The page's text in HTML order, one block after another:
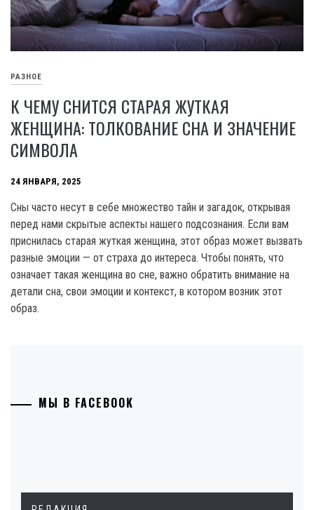
РАЗНОЕ
К ЧЕМУ СНИТСЯ СТАРАЯ ЖУТКАЯ
ЖЕНЩИНА: ТОЛКОВАНИЕ СНА И ЗНАЧЕНИЕ
СИМВОЛА
24 ЯНВАРЯ, 2025
Сны часто несут в себе множество тайн и загадок, открывая
перед нами скрытые аспекты нашего подсознания. Если вам
приснилась старая жуткая женщина, этот образ может вызвать
разные эмоции — от страха до интереса. Чтобы понять, что
означает такая женщина во сне, важно обратить внимание на
детали сна, свои эмоции и контекст, в котором возник этот
образ.
МЫ В FACEBOOK